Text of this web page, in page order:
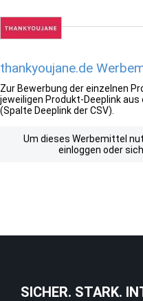
thankyoujane.de
Zur Bewerbung der einzelnen
jeweiligen Produkt-Deeplink
(Spalte Deeplink der CSV).
Um dieses Werbemittel
einloggen oder sich
SICHER. STARK.